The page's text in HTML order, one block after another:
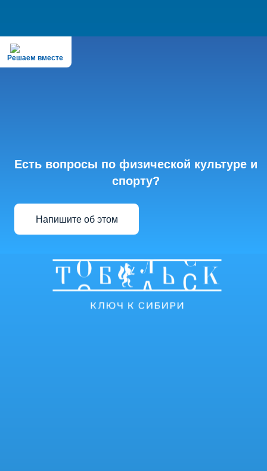
Решаем вместе
Есть вопросы по физической культуре и
спорту?
Напишите об этом